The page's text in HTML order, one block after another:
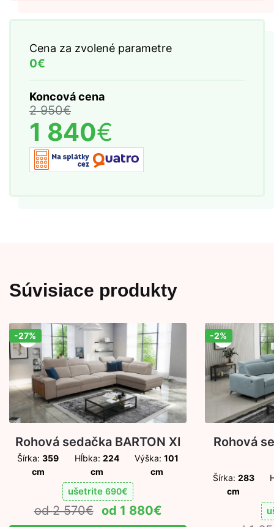
Cena za zvolené parametre
0€
Koncová cena
2 950€
1 840€
Súvisiace produkty
Zľava!
-27%
Rohová sedačka BARTON XI
Šírka: 359
cm
Hĺbka: 224
cm
Výška: 101
cm
ušetrite 690€
2 570€ 1 880€
Zľava!
-2%
Rohová
Šírka: 283
cm